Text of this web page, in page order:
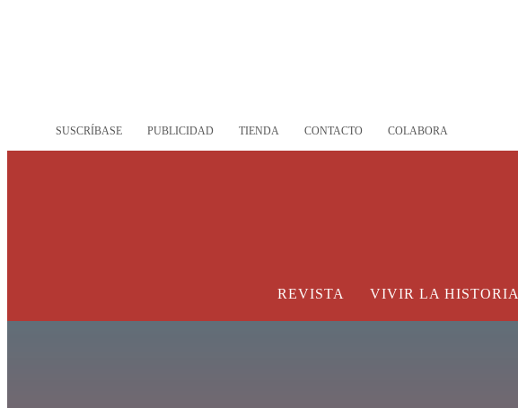
SUSCRÍBASE PUBLICIDAD TIENDA CONTACTO COLABORA
REVISTA VIVIR LA HISTORIA